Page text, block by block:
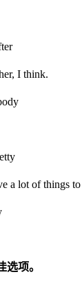
I think.
a lot of things to
选项。